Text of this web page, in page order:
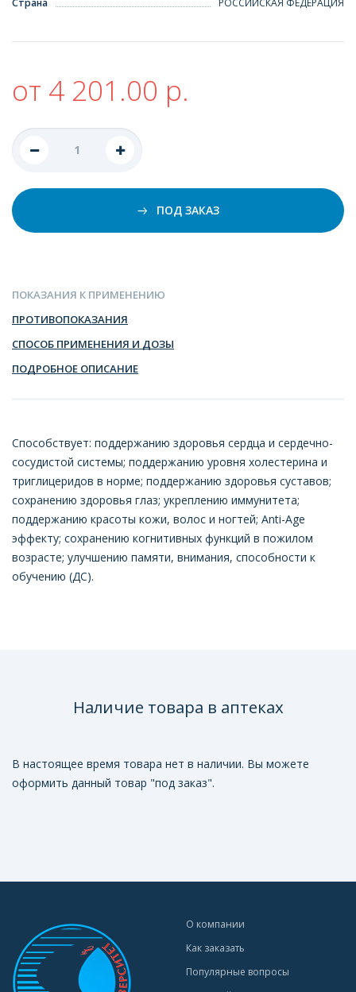
Страна
РОССИЙСКАЯ ФЕДЕРАЦИЯ
от 4 201.00 р.
ПОД ЗАКАЗ
ПОКАЗАНИЯ К ПРИМЕНЕНИЮ
ПРОТИВОПОКАЗАНИЯ
СПОСОБ ПРИМЕНЕНИЯ И ДОЗЫ
ПОДРОБНОЕ ОПИСАНИЕ
Способствует: поддержанию здоровья сердца и сердечно-
сосудистой системы; поддержанию уровня холестерина и
триглицеридов в норме; поддержанию здоровья суставов;
сохранению здоровья глаз; укреплению иммунитета;
поддержанию красоты кожи, волос и ногтей; Anti-Age
эффекту; сохранению когнитивных функций в пожилом
возрасте; улучшению памяти, внимания, способности к
обучению (ДС).
Наличие товара в аптеках
В настоящее время товара нет в наличии. Вы можете
оформить данный товар "под заказ".
О компании
Как заказать
Популярные вопросы